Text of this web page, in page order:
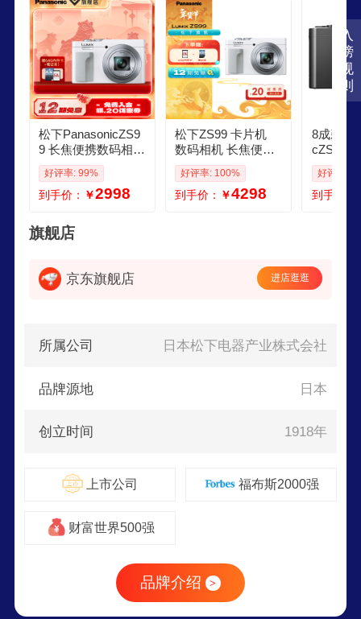
入
榜
规
则
松下PanasonicZS9
9 长焦便携数码相机
卡片机 30倍光学变
焦 小巧便携 TypeC
接口 白色
好评率: 99%
到手价： ￥2998
松下ZS99 卡片机
数码相机 长焦便携
口袋相机 演唱会旅
游用 学生入门 2030
万像素 5轴防抖 US
好评率: 100%
到手价： ￥4298
8成新松
cZS110
数码相机 颜色黑
片机 10
4K WIFI
好评率:
到手价：
旗舰店
京东旗舰店 进店逛逛
所属公司 日本松下电器产业株式会社
品牌源地 日本
创立时间 1918年
上市公司 福布斯2000强
财富世界500强
品牌介绍 >